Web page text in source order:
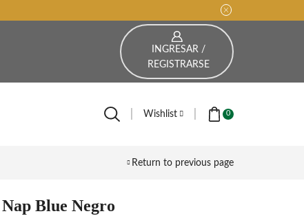
INGRESAR /
REGISTRARSE
Wishlist 0
Return to previous page
Blue Negro